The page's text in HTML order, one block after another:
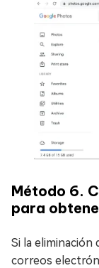
Método 6.
para
Si la eliminación
correos